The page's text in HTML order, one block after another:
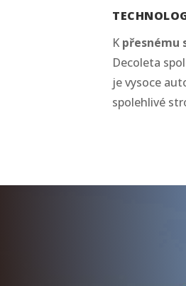
Kpřesnému
Decoleta
je vysoce
spolehlivé